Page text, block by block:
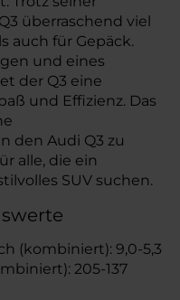
überraschend viel
auch für Gepäck.
und eines
der Q3 eine
und Effizienz. Das
den Audi Q3 zu
alle, die ein
SUV suchen.
(kombiniert): 9,0-5,3
205-137